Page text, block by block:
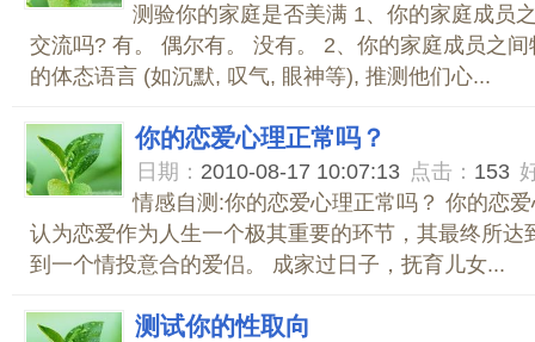
测验你的家庭是否美满 1、你的家庭成员
交流吗? 有。 偶尔有。 没有。 2、你的家庭成员之
的体态语言 (如沉默, 叹气, 眼神等), 推测他们心...
你的恋爱心理正常吗？
日期： 2010-08-17 10:07:13 点击： 153
情感自测:你的恋爱心理正常吗？ 你的恋
认为恋爱作为人生一个极其重要的环节，其最终所达
到一个情投意合的爱侣。 成家过日子，抚育儿女...
测试你的性取向